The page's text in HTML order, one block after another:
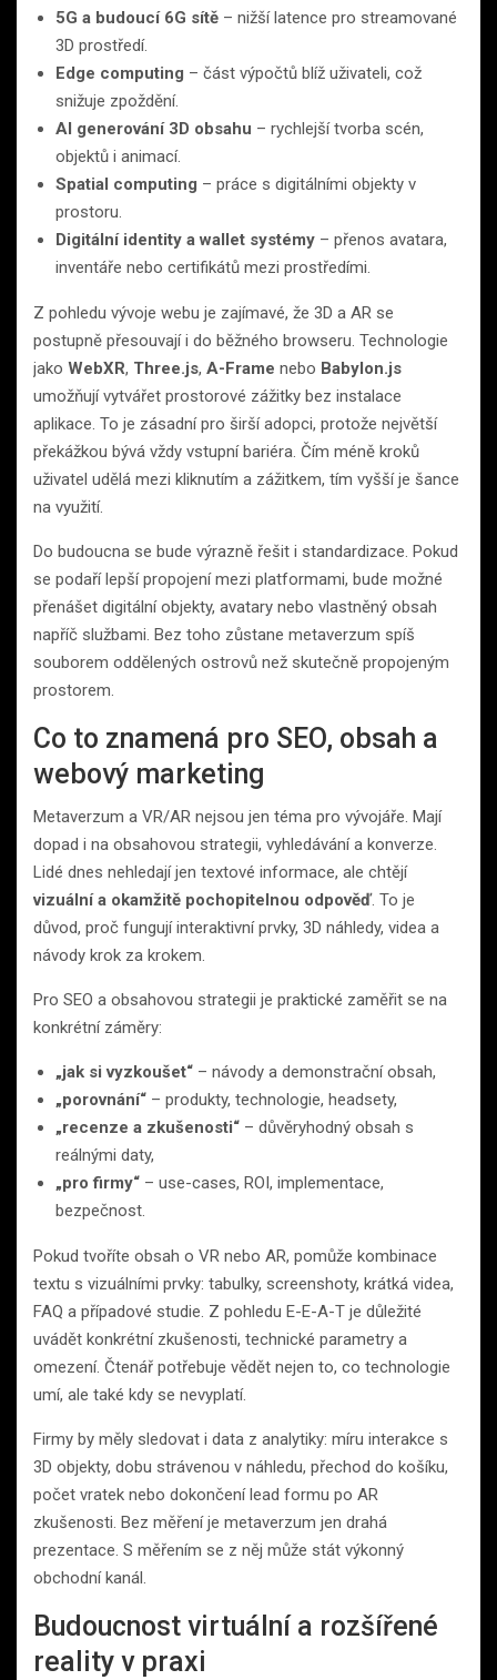
5G a budoucí 6G sítě – nižší latence pro streamované
3D prostředí.
Edge computing – část výpočtů blíž uživateli, což
snižuje zpoždění.
AI generování 3D obsahu – rychlejší tvorba scén,
objektů i animací.
Spatial computing – práce s digitálními objekty v
prostoru.
Digitální identity a wallet systémy – přenos avatara,
inventáře nebo certifikátů mezi prostředími.
Z pohledu vývoje webu je zajímavé, že 3D a AR se
postupně přesouvají i do běžného browseru. Technologie
jako WebXR, Three.js, A-Frame nebo Babylon.js
umožňují vytvářet prostorové zážitky bez instalace
aplikace. To je zásadní pro širší adopci, protože největší
překážkou bývá vždy vstupní bariéra. Čím méně kroků
uživatel udělá mezi kliknutím a zážitkem, tím vyšší je šance
na využití.
Do budoucna se bude výrazně řešit i standardizace. Pokud
se podaří lepší propojení mezi platformami, bude možné
přenášet digitální objekty, avatary nebo vlastněný obsah
napříč službami. Bez toho zůstane metaverzum spíš
souborem oddělených ostrovů než skutečně propojeným
prostorem.
Co to znamená pro SEO, obsah a
webový marketing
Metaverzum a VR/AR nejsou jen téma pro vývojáře. Mají
dopad i na obsahovou strategii, vyhledávání a konverze.
Lidé dnes nehledají jen textové informace, ale chtějí
vizuální a okamžitě pochopitelnou odpověď. To je
důvod, proč fungují interaktivní prvky, 3D náhledy, videa a
návody krok za krokem.
Pro SEO a obsahovou strategii je praktické zaměřit se na
konkrétní záměry:
„jak si vyzkoušet“ – návody a demonstrační obsah,
„porovnání“ – produkty, technologie, headsety,
„recenze a zkušenosti“ – důvěryhodný obsah s
reálnými daty,
„pro firmy“ – use-cases, ROI, implementace,
bezpečnost.
Pokud tvoříte obsah o VR nebo AR, pomůže kombinace
textu s vizuálními prvky: tabulky, screenshoty, krátká videa,
FAQ a případové studie. Z pohledu E-E-A-T je důležité
uvádět konkrétní zkušenosti, technické parametry a
omezení. Čtenář potřebuje vědět nejen to, co technologie
umí, ale také kdy se nevyplatí.
Firmy by měly sledovat i data z analytiky: míru interakce s
3D objekty, dobu strávenou v náhledu, přechod do košíku,
počet vratek nebo dokončení lead formu po AR
zkušenosti. Bez měření je metaverzum jen drahá
prezentace. S měřením se z něj může stát výkonný
obchodní kanál.
Budoucnost virtuální a rozšířené
reality v praxi